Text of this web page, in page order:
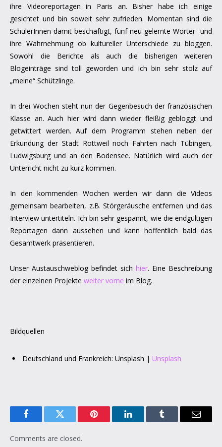
ihre Videoreportagen in Paris an. Bisher habe ich einige
gesichtet und bin soweit sehr zufrieden. Momentan sind die
SchülerInnen damit beschäftigt, fünf neu gelernte Wörter und
ihre Wahrnehmung ob kultureller Unterschiede zu bloggen.
Sowohl die Berichte als auch die bisherigen weiteren
Blogeinträge sind toll geworden und ich bin sehr stolz auf
„meine“ Schützlinge.
In drei Wochen steht nun der Gegenbesuch der französischen
Klasse an. Auch hier wird dann wieder fleißig gebloggt und
getwittert werden. Auf dem Programm stehen neben der
Erkundung der Stadt Rottweil noch Fahrten nach Tübingen,
Ludwigsburg und an den Bodensee. Natürlich wird auch der
Unterricht nicht zu kurz kommen.
In den kommenden Wochen werden wir dann die Videos
gemeinsam bearbeiten, z.B. Störgeräusche entfernen und das
Interview untertiteln. Ich bin sehr gespannt, wie die endgültigen
Reportagen dann aussehen und kann hoffentlich bald das
Gesamtwerk präsentieren.
Unser Austauschweblog befindet sich hier. Eine Beschreibung
der einzelnen Projekte weiter vorne im Blog.
Bildquellen
Deutschland und Frankreich: Unsplash | Unsplash
FacebookTwitter Pinterest LinkedInTumblr Email
Comments are closed.